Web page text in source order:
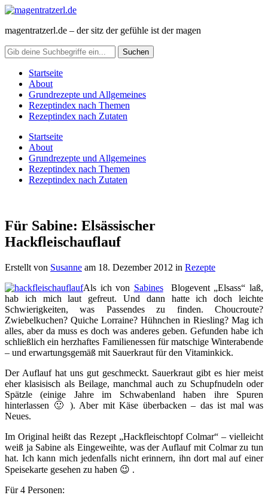
magentratzerl.de – der sitz der gefühle ist der magen
Startseite
About
Grundrezepte und Allgemeines
Rezeptindex nach Themen
Rezeptindex nach Zutaten
Startseite
About
Grundrezepte und Allgemeines
Rezeptindex nach Themen
Rezeptindex nach Zutaten
Für Sabine: Elsässischer
Hackfleischauflauf
Erstellt von Susanne am 18. Dezember 2012 in Rezepte
Als ich von SabinesBlogevent „Elsass“ laß,
hab ich mich laut gefreut. Und dann hatte ich doch leichte
Schwierigkeiten, was Passendes zu finden. Choucroute?
Zwiebelkuchen? Quiche Lorraine? Hühnchen in Riesling? Mag ich
alles, aber da muss es doch was anderes geben. Gefunden habe ich
schließlich ein herzhaftes Familienessen für matschige Winterabende
– und erwartungsgemäß mit Sauerkraut für den Vitaminkick.
Der Auflauf hat uns gut geschmeckt. Sauerkraut gibt es hier meist
eher klasisisch als Beilage, manchmal auch zu Schupfnudeln oder
Spätzle (einige Jahre im Schwabenland haben ihre Spuren
hinterlassen 🙂 ). Aber mit Käse überbacken – das ist mal was
Neues.
Im Original heißt das Rezept „Hackfleischtopf Colmar“ – vielleicht
weiß ja Sabine als Eingeweihte, was der Auflauf mit Colmar zu tun
hat. Ich kann mich jedenfalls nicht erinnern, ihn dort mal auf einer
Speisekarte gesehen zu haben 😉 .
Für 4 Personen: